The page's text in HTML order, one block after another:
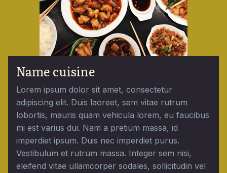
Name cuisine
Lorem ipsum dolor sit amet, consectetur
adipiscing elit. Duis laoreet, sem vitae rutrum
lobortis, mauris quam vehicula lorem, eu faucibus
mi est varius dui. Nam a pretium massa, id
imperdiet ipsum. Duis nec imperdiet purus.
Vestibulum et rutrum massa. Integer sem nisi,
eleifend vitae ullamcorper sodales, sollicitudin vel